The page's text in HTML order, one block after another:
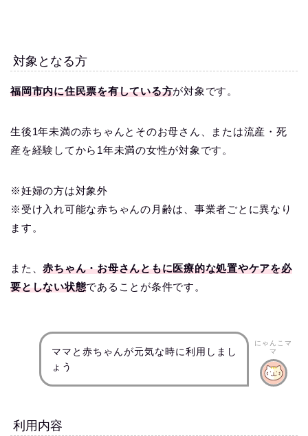
対象となる方
福岡市内に住民票を有している方が対象です。
生後1年未満の赤ちゃんとそのお母さん、または流産・死
産を経験してから1年未満の女性が対象です。
※妊婦の方は対象外
※受け入れ可能な赤ちゃんの月齢は、事業者ごとに異なり
ます。
また、赤ちゃん・お母さんともに医療的な処置やケアを必
要としない状態であることが条件です。
ママと赤ちゃんが元気な時に利用しまし
ょう
にゃんこマ
マ
利用内容